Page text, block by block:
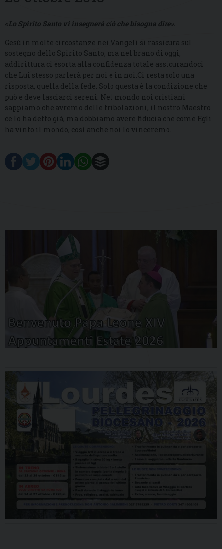
«Lo Spirito Santo vi insegnerà ciò che bisogna dire».
Gesù in molte circostanze nei Vangeli si rassicura sul
sostegno dello Spirito Santo, ma nel brano di oggi,
addirittura ci esorta alla confidenza totale assicurandoci
che Lui stesso parlerà per noi e in noi.Ci resta solo una
risposta, quella della fede. Solo questa è la condizione che
può e deve lasciarci sereni. Nel mondo noi cristiani
sappiamo che avremo delle tribolazioni, il nostro Maestro
ce lo ha detto già, ma dobbiamo avere fiducia che come Egli
ha vinto il mondo, così anche noi lo vinceremo.